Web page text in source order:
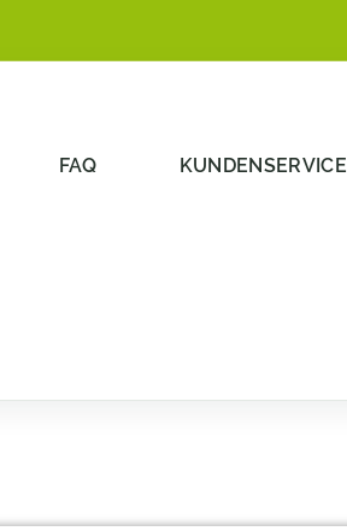
FAQ KUNDENSERVICE